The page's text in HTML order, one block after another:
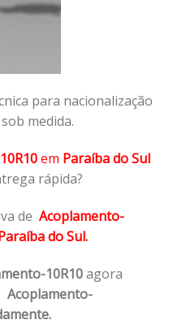
para nacionalização
medida.
em Paraíba do Sul
rápida?
de Acoplamento-
do Sul.
10R10agora
Acoplamento-